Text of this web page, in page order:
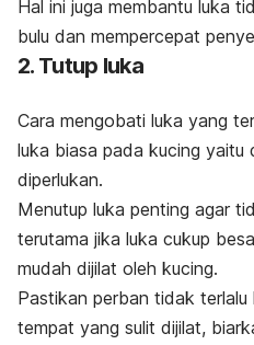
Hal ini juga membantu luka
bulu dan mempercepat
2. Tutup luka
Cara mengobati luka yang
luka biasa pada kucing yaitu
diperlukan.
Menutup luka penting agar
terutama jika luka cukup
mudah dijilat oleh kucing.
Pastikan perban tidak
tempat yang sulit dijilat,